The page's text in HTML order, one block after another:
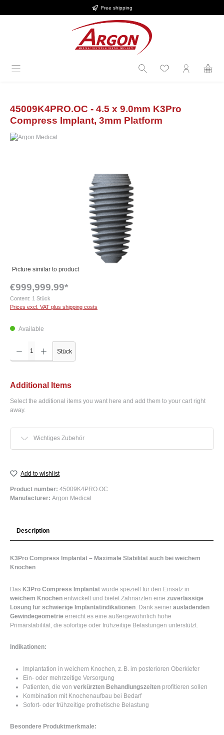
Free shipping
45009K4PRO.OC - 4.5 x 9.0mm K3Pro
Compress Implant, 3mm Platform
Picture similar to product
€999,999.99*
Content: 1 Stück
Prices excl. VAT plus shipping costs
Available
Product Quantity: Enter the desired amount or use the buttons to increase or decrease the
Stück
Additional Items
Select the additional items you want here and add them to your cart right
away.
Wichtiges Zubehör
Add to wishlist
Product number: 45009K4PRO.OC
Manufacturer: Argon Medical
Description
K3Pro Compress Implantat – Maximale Stabilität auch bei weichem
Knochen
Das K3Pro Compress Implantat wurde speziell für den Einsatz in
weichem Knochen entwickelt und bietet Zahnärzten eine zuverlässige
Lösung für schwierige Implantatindikationen . Dank seiner ausladenden
Gewindegeometrie erreicht es eine außergewöhnlich hohe
Primärstabilität, die sofortige oder frühzeitige Belastungen unterstützt.
Indikationen:
Implantation in weichem Knochen, z. B. im posterioren Oberkiefer
Ein- oder mehrzeitige Versorgung
Patienten, die von verkürzten Behandlungszeitenprofitieren sollen
Kombination mit Knochenaufbau bei Bedarf
Sofort- oder frühzeitige prothetische Belastung
Besondere Produktmerkmale: